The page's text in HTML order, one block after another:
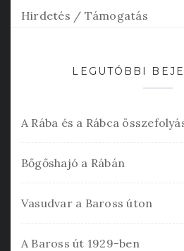
Hirdetés / Támogatás
LEGUTÓBBI
A Rába és a Rábca
Bőgőshajó a Rábán
Vasudvar a Baross úton
A Baross út 1929-ben